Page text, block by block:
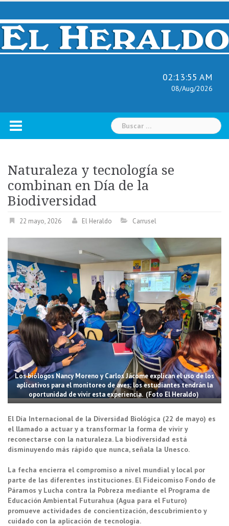
Skip
content
02:13:56 AM
08/Aug/2026
Buscar:
Naturaleza y tecnología se
combinan en Día de la
Biodiversidad
22 mayo, 2026 El Heraldo Carrusel
Los biólogos Nancy Moreno y Carlos Jácome explican el uso de los
aplicativos para el monitoreo de aves; los estudiantes tendrán la
oportunidad de vivir esta experiencia. (Foto El Heraldo)
El Día Internacional de la Diversidad Biológica (22 de mayo) es
el llamado a actuar y a transformar la forma de vivir y
reconectarse con la naturaleza. La biodiversidad está
disminuyendo más rápido que nunca, señala la Unesco.
La fecha encierra el compromiso a nivel mundial y local por
parte de las diferentes instituciones. El Fideicomiso Fondo de
Páramos y Lucha contra la Pobreza mediante el Programa de
Educación Ambiental Futurahua (Agua para el Futuro)
promueve actividades de concientización, descubrimiento y
cuidado con la aplicación de tecnología.